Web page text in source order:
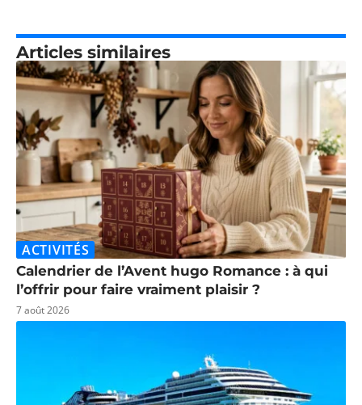
Articles similaires
ACTIVITÉS
Calendrier de l’Avent hugo Romance : à qui
l’offrir pour faire vraiment plaisir ?
7 août 2026